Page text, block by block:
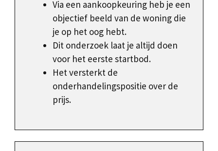
Via een aankoopkeuring heb je een
objectief beeld van de woning die
je op het oog hebt.
Dit onderzoek laat je altijd doen
voor het eerste startbod.
Het versterkt de
onderhandelingspositie over de
prijs.